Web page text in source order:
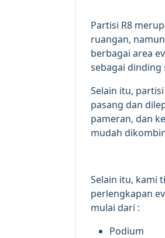
Partisi R8
ruangan,
berbagai area
sebagai
Selain itu,
pasang dan
pameran, dan
mudah
Selain itu, kami
perlengkapan
mulai dari :
Podium